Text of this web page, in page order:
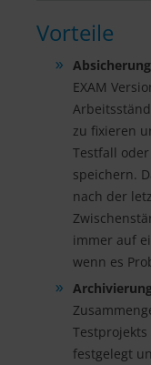
Vorteile
EXAM
zu fixieren
Testfall
speichern.
nach der
immer auf
wenn es
festgelegt